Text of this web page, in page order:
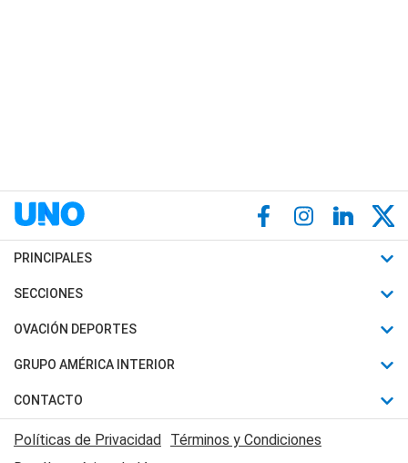
PRINCIPALES
Últimas Noticias
Política
Judiciales
Economia
SECCIONES
Horóscopo
Motores
Trucos caseros
Series y Películas
OVACIÓN DEPORTES
Fútbol
Mundial
Automovilismo
Rugby
GRUPO AMÉRICA INTERIOR
Canal 7 en Vivo
CONTACTO
Acerca de Nosotros
Políticas de Privacidad Términos y Condiciones